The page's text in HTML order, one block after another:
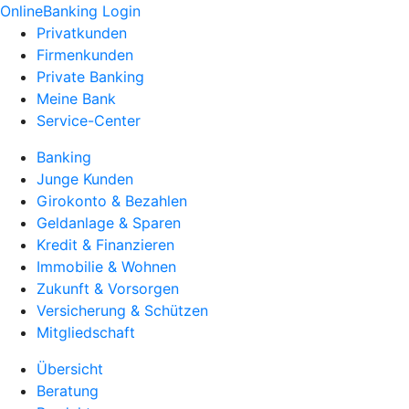
OnlineBanking Login
Privatkunden
Firmenkunden
Private Banking
Meine Bank
Service-Center
Banking
Junge Kunden
Girokonto & Bezahlen
Geldanlage & Sparen
Kredit & Finanzieren
Immobilie & Wohnen
Zukunft & Vorsorgen
Versicherung & Schützen
Mitgliedschaft
Übersicht
Beratung